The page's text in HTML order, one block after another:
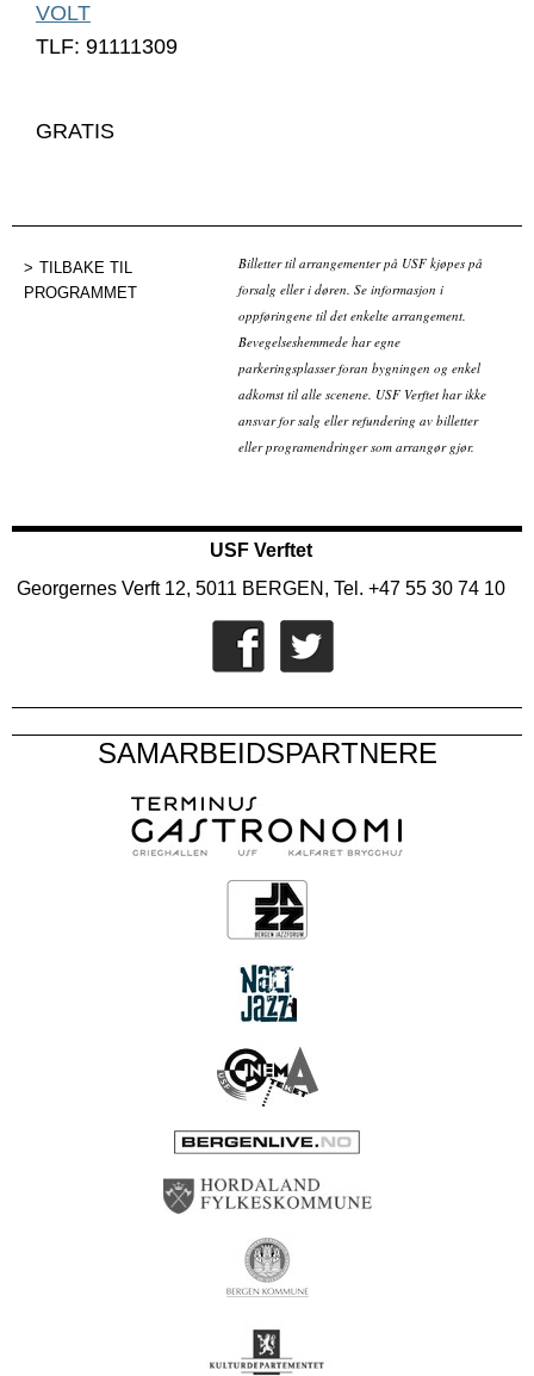
VOLT
TLF: 91111309
GRATIS
TILBAKE TIL
PROGRAMMET
Billetter til arrangementer på USF kjøpes på
forsalg eller i døren. Se informasjon i
oppføringene til det enkelte arrangement.
Bevegelseshemmede har egne
parkeringsplasser foran bygningen og enkel
adkomst til alle scenene. USF Verftet har ikke
ansvar for salg eller refundering av billetter
eller programendringer som arrangør gjør.
USF Verftet
Georgernes Verft 12, 5011 BERGEN, Tel. +47 55 30 74 10
SAMARBEIDSPARTNERE